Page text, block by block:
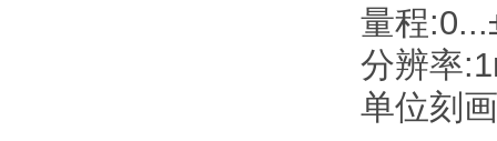
量程
分辨率
单位刻